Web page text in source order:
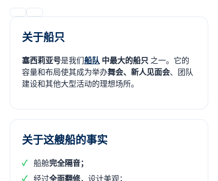
关于船只
塞西莉亚号是我们船队 中最大的船只 之一。它的
容量和布局使其成为举办舞会、新人见面会、团队
建设和其他大型活动的理想场所。
关于这艘船的事实
船舱完全隔音；
经过全面翻修，设计美观；